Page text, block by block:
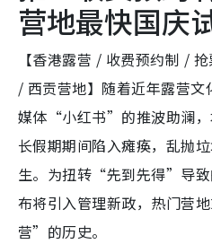
营地最快国庆
【香港露营 / 收费预约制 /
/ 西贡营地】随着近年露营
媒体“小红书”的推波助澜，
长假期期间陷入瘫痪，乱抛
生。为扭转“先到先得”导致
布将引入管理新政，热门营
营”的历史。